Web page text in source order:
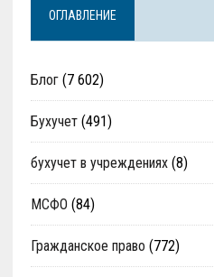
ОГЛАВЛЕНИЕ
Блог(7 602)
Бухучет(491)
бухучет в учреждениях(8)
МСФО (84)
Гражданское право (772)